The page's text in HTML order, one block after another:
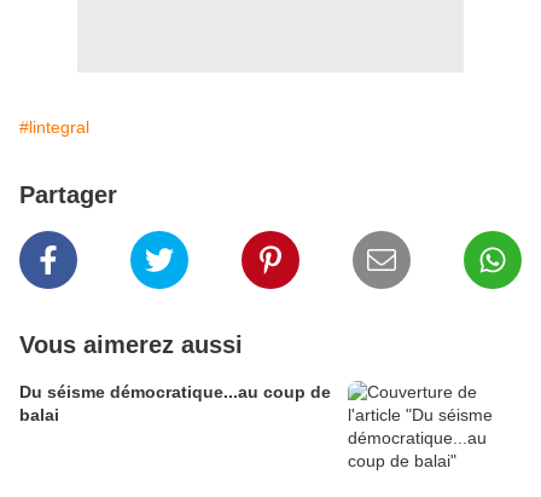
#lintegral
Partager
Vous aimerez aussi
Du séisme démocratique...au coup de
balai